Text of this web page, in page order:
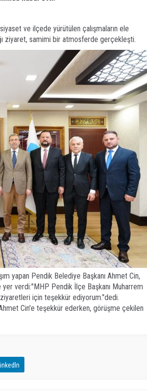
ve ilçede yürütülen çalışmaların ele
ziyaret, samimi bir atmosferde gerçekleşti.
yapan Pendik Belediye Başkanı Ahmet Cin,
verdi:​"MHP Pendik İlçe Başkanı Muharrem
için teşekkür ediyorum."dedi.
Cin'e teşekkür ederken, görüşme çekilen